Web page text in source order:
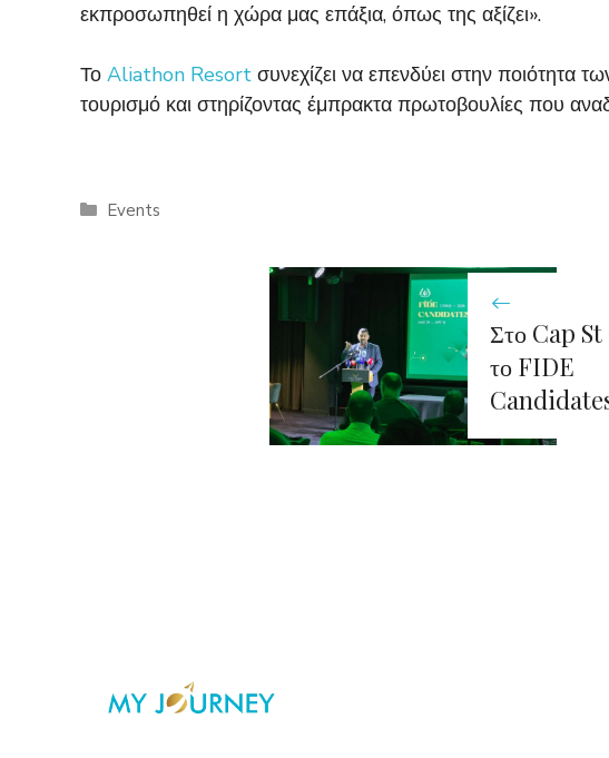
εκπροσωπηθεί η χώρα μας επάξια, όπως της αξίζει».
Το Aliathon Resort συνεχίζει να επενδύει στην ποιότητα
τουρισμό και στηρίζοντας έμπρακτα πρωτοβουλίες που
Categories
Events
Στο Cap
το FIDE